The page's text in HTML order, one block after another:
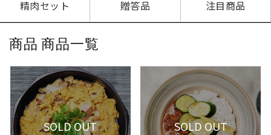
a
i
精肉セット 贈答品 注目商品
商品 商品一覧
SOLD OUT SOLD OUT